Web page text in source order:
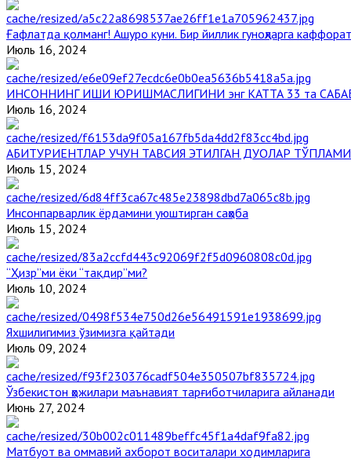
Ғафлатда қолманг! Ашуро куни. Бир йиллик гуноҳларга
Июль 16, 2024
ИНСОННИНГ ИШИ ЮРИШМАСЛИГИНИ энг КАТТА 33 та
Июль 16, 2024
АБИТУРИЕНТЛАР УЧУН ТАВСИЯ ЭТИЛГАН ДУОЛАР ТЎПЛАМИ
Июль 15, 2024
Инсонпарварлик ёрдамини уюштирган саҳоба
Июль 15, 2024
“Ҳизр”ми ёки “тақдир”ми?
Июль 10, 2024
Яхшилигимиз ўзимизга қайтади
Июль 09, 2024
Ўзбекистон ҳожилари маънавият тарғиботчиларига айланади
Июнь 27, 2024
Матбуот ва оммавий ахборот воситалари ходимларига